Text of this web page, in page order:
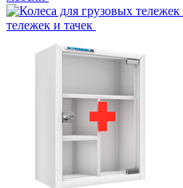
тележек и тачек